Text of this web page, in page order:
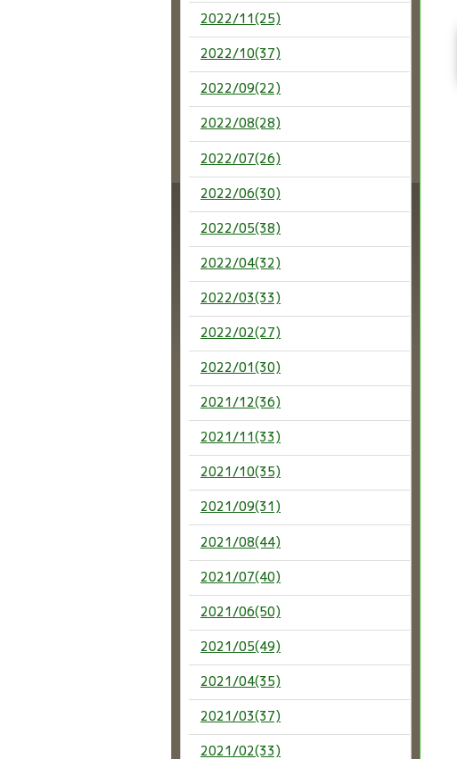
2022/11(25)
2022/10(37)
2022/09(22)
2022/08(28)
2022/07(26)
2022/06(30)
2022/05(38)
2022/04(32)
2022/03(33)
2022/02(27)
2022/01(30)
2021/12(36)
2021/11(33)
2021/10(35)
2021/09(31)
2021/08(44)
2021/07(40)
2021/06(50)
2021/05(49)
2021/04(35)
2021/03(37)
2021/02(33)